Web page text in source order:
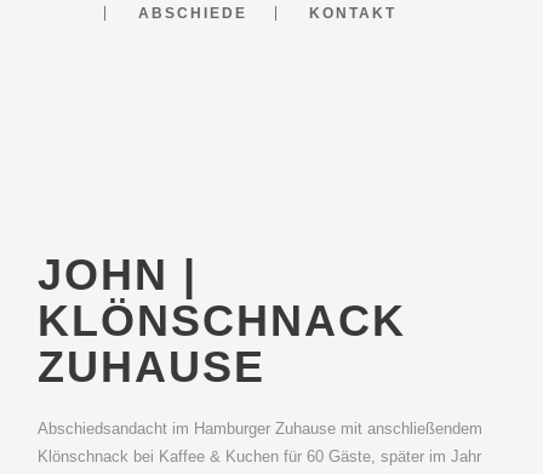
ABSCHIEDE KONTAKT
JOHN |
KLÖNSCHNACK
ZUHAUSE
Abschiedsandacht im Hamburger Zuhause mit anschließendem
Klönschnack bei Kaffee & Kuchen für 60 Gäste, später im Jahr